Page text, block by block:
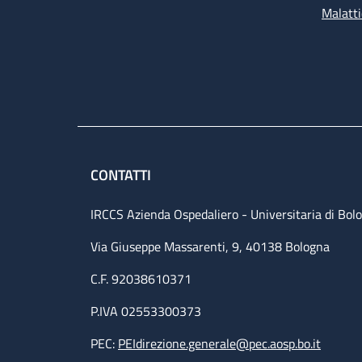
CONTATTI
IRCCS Azienda Ospedaliero - Universitaria di
Via Giuseppe Massarenti, 9, 40138 Bologna
C.F. 92038610371
P.IVA 02553300373
PEC: PEIdirezione.generale@pec.aosp.bo.it